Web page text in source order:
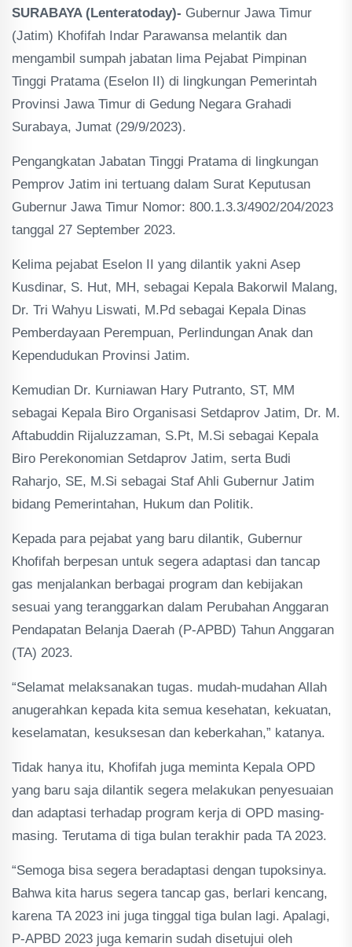
SURABAYA (Lenteratoday)- Gubernur Jawa Timur
(Jatim) Khofifah Indar Parawansa melantik dan
mengambil sumpah jabatan lima Pejabat Pimpinan
Tinggi Pratama (Eselon II) di lingkungan Pemerintah
Provinsi Jawa Timur di Gedung Negara Grahadi
Surabaya, Jumat (29/9/2023).
Pengangkatan Jabatan Tinggi Pratama di lingkungan
Pemprov Jatim ini tertuang dalam Surat Keputusan
Gubernur Jawa Timur Nomor: 800.1.3.3/4902/204/2023
tanggal 27 September 2023.
Kelima pejabat Eselon II yang dilantik yakni Asep
Kusdinar, S. Hut, MH, sebagai Kepala Bakorwil Malang,
Dr. Tri Wahyu Liswati, M.Pd sebagai Kepala Dinas
Pemberdayaan Perempuan, Perlindungan Anak dan
Kependudukan Provinsi Jatim.
Kemudian Dr. Kurniawan Hary Putranto, ST, MM
sebagai Kepala Biro Organisasi Setdaprov Jatim, Dr. M.
Aftabuddin Rijaluzzaman, S.Pt, M.Si sebagai Kepala
Biro Perekonomian Setdaprov Jatim, serta Budi
Raharjo, SE, M.Si sebagai Staf Ahli Gubernur Jatim
bidang Pemerintahan, Hukum dan Politik.
Kepada para pejabat yang baru dilantik, Gubernur
Khofifah berpesan untuk segera adaptasi dan tancap
gas menjalankan berbagai program dan kebijakan
sesuai yang teranggarkan dalam Perubahan Anggaran
Pendapatan Belanja Daerah (P-APBD) Tahun Anggaran
(TA) 2023.
“Selamat melaksanakan tugas. mudah-mudahan Allah
anugerahkan kepada kita semua kesehatan, kekuatan,
keselamatan, kesuksesan dan keberkahan,” katanya.
Tidak hanya itu, Khofifah juga meminta Kepala OPD
yang baru saja dilantik segera melakukan penyesuaian
dan adaptasi terhadap program kerja di OPD masing-
masing. Terutama di tiga bulan terakhir pada TA 2023.
“Semoga bisa segera beradaptasi dengan tupoksinya.
Bahwa kita harus segera tancap gas, berlari kencang,
karena TA 2023 ini juga tinggal tiga bulan lagi. Apalagi,
P-APBD 2023 juga kemarin sudah disetujui oleh